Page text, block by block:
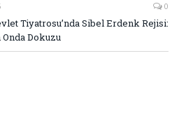
0
Tiyatrosu’nda Sibel Erdenk Rejisi:
Dokuzu